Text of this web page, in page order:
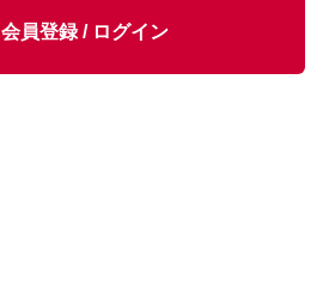
会員登録 / ログイン